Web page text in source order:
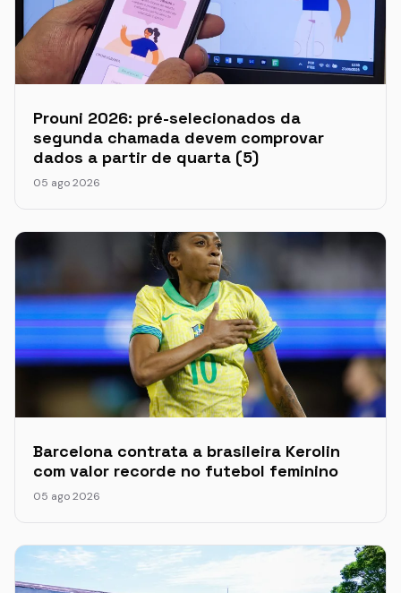
Prouni 2026: pré-selecionados da
segunda chamada devem comprovar
dados a partir de quarta (5)
05 ago 2026
Barcelona contrata a brasileira Kerolin
com valor recorde no futebol feminino
05 ago 2026